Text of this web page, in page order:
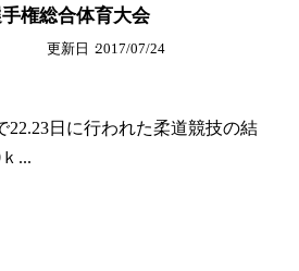
権総合体育大会
更新日 2017/07/24
22.23日に行われた柔道競技の結
...